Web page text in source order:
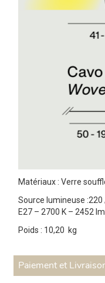
Matériaux : Verre
Source lumineuse
E27 – 2700 K – 2452
Poids : 10,20 kg
Paiement et